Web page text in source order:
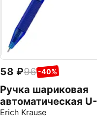
58 96 -40%
Ручка шариковая
автоматическая U-
209 Matic&Grip
Erich Krause